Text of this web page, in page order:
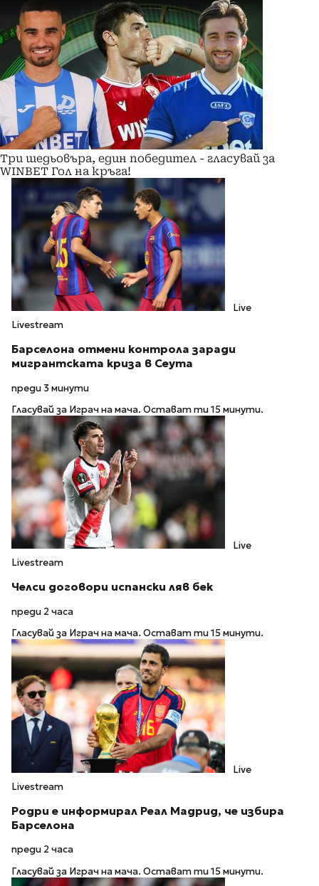
Три шедьовъра, един победител - гласувай за
WINBET Гол на кръга!
Live
Livestream
Барселона отмени контрола заради
мигрантската криза в Сеута
преди 3 минути
Гласувай за Играч на мача. Остават ти 15 минути.
Live
Livestream
Челси договори испански ляв бек
преди 2 часа
Гласувай за Играч на мача. Остават ти 15 минути.
Live
Livestream
Родри е информирал Реал Мадрид, че избира
Барселона
преди 2 часа
Гласувай за Играч на мача. Остават ти 15 минути.